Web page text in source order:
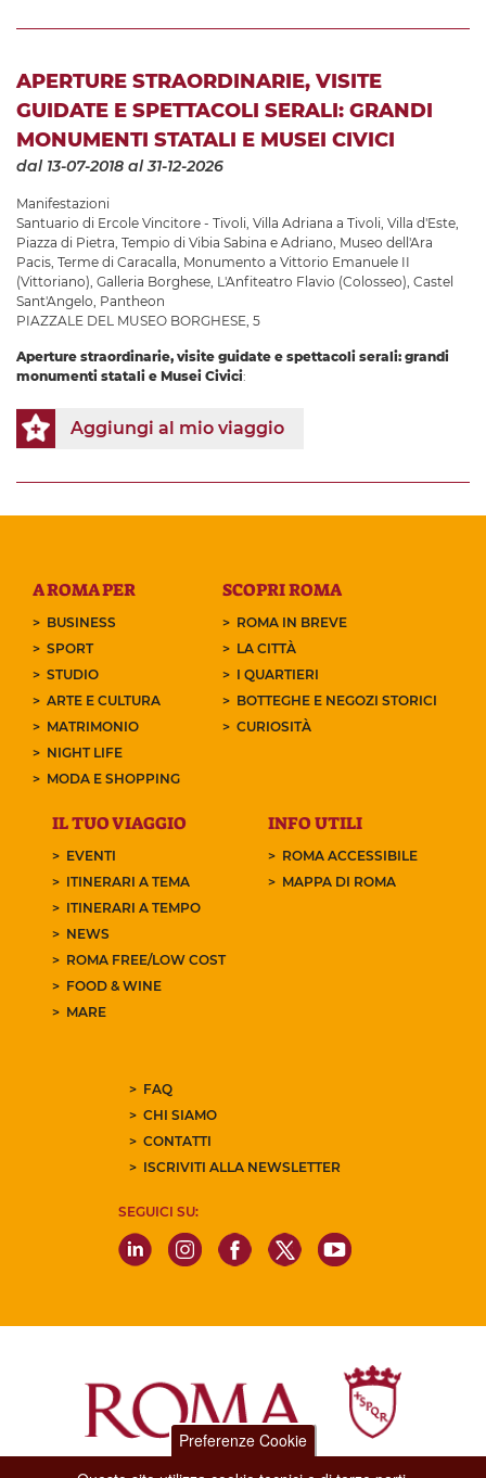
APERTURE STRAORDINARIE, VISITE
GUIDATE E SPETTACOLI SERALI: GRANDI
MONUMENTI STATALI E MUSEI CIVICI
dal 13-07-2018 al 31-12-2026
Manifestazioni
Santuario di Ercole Vincitore - Tivoli Villa Adriana a Tivoli Villa d'Este
Piazza di Pietra Tempio di Vibia Sabina e Adriano Museo dell'Ara
Pacis Terme di Caracalla Monumento a Vittorio Emanuele II
(Vittoriano) Galleria Borghese L'Anfiteatro Flavio (Colosseo) Castel
Sant'Angelo Pantheon
PIAZZALE DEL MUSEO BORGHESE, 5
Aperture straordinarie, visite guidate e spettacoli serali: grandi
monumenti statali e Musei Civici:
Aggiungi al mio viaggio
A ROMA PER
BUSINESS
SPORT
STUDIO
ARTE E CULTURA
MATRIMONIO
NIGHT LIFE
MODA E SHOPPING
SCOPRI ROMA
ROMA IN BREVE
LA CITTÀ
I QUARTIERI
BOTTEGHE E NEGOZI STORICI
CURIOSITÀ
IL TUO VIAGGIO
EVENTI
ITINERARI A TEMA
ITINERARI A TEMPO
NEWS
ROMA FREE/LOW COST
FOOD & WINE
MARE
INFO UTILI
ROMA ACCESSIBILE
MAPPA DI ROMA
FAQ
CHI SIAMO
CONTATTI
ISCRIVITI ALLA NEWSLETTER
SEGUICI SU:
Preferenze Cookie